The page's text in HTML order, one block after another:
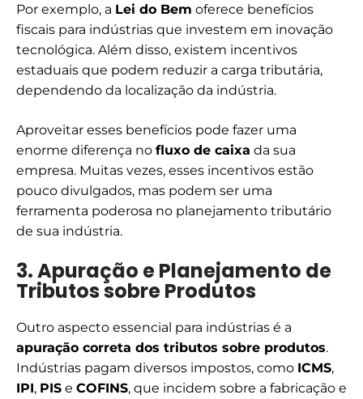
Por exemplo, a Lei do Bem oferece benefícios
fiscais para indústrias que investem em inovação
tecnológica. Além disso, existem incentivos
estaduais que podem reduzir a carga tributária,
dependendo da localização da indústria.
Aproveitar esses benefícios pode fazer uma
enorme diferença no fluxo de caixa da sua
empresa. Muitas vezes, esses incentivos estão
pouco divulgados, mas podem ser uma
ferramenta poderosa no planejamento tributário
de sua indústria.
3. Apuração e Planejamento de
Tributos sobre Produtos
Outro aspecto essencial para indústrias é a
apuração correta dos tributos sobre produtos.
Indústrias pagam diversos impostos, como ICMS,
IPI, PIS e COFINS, que incidem sobre a fabricação e